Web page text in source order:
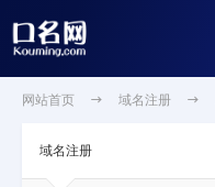
网站首页  域名注册 
域名注册